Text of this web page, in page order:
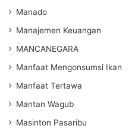
Manado
Manajemen Keuangan
MANCANEGARA
Manfaat Mengonsumsi Ikan
Manfaat Tertawa
Mantan Wagub
Masinton Pasaribu